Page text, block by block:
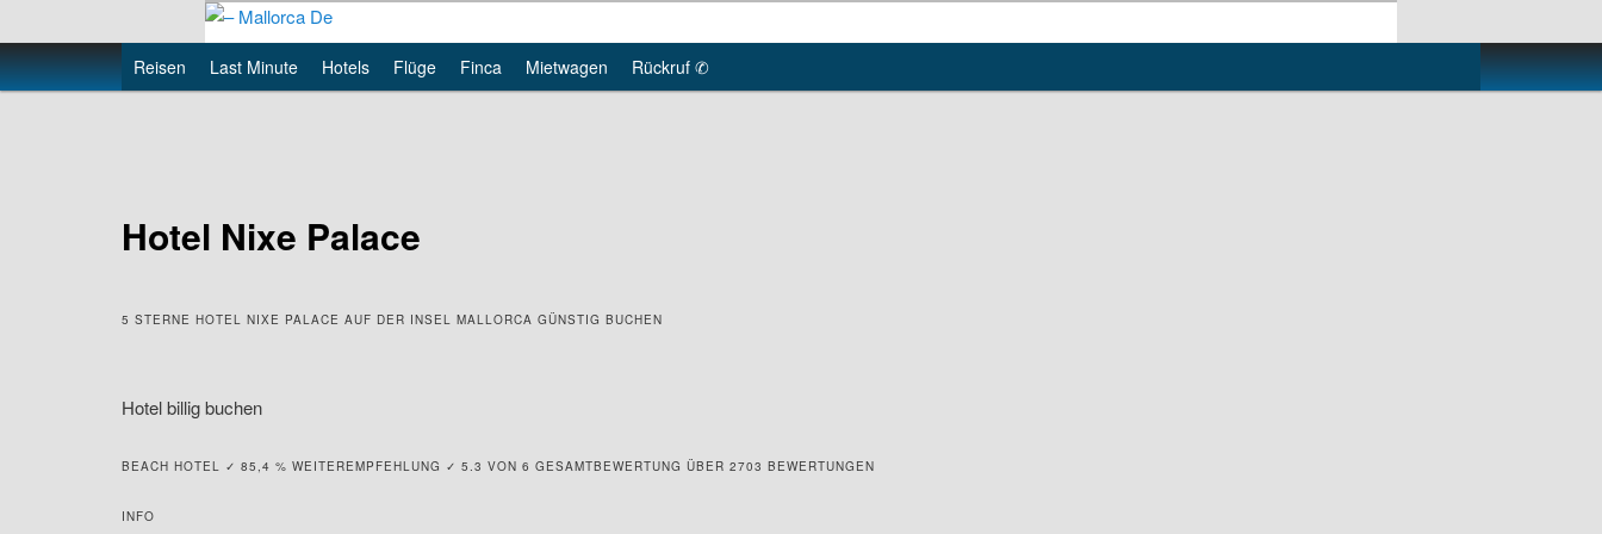
to
primary
content
– Mallorca De
Main
menu
Reisen Last Minute Hotels Flüge Finca Mietwagen Rückruf ✆
Hotel Nixe Palace
5 STERNE HOTEL NIXE PALACE AUF DER INSEL MALLORCA GÜNSTIG BUCHEN
Hotel billig buchen
BEACH HOTEL ✓ 85,4 % WEITEREMPFEHLUNG ✓ 5.3 VON 6 GESAMTBEWERTUNG ÜBER 2703 BEWERTUNGEN
INFO